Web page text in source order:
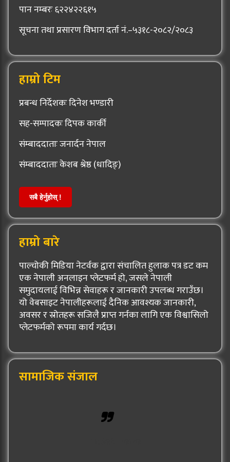
पान नम्बरः ६२२४२२६१५
सूचना तथा प्रसारण विभाग दर्ता नं.–५३१८-२०८२/२०८३
हाम्रो टिम
प्रबन्ध निर्देशकः दिनेश भण्डारी
सह-सम्पादकः दिपक कार्की
संम्बाददाताः जनार्दन नेपाल
संम्बाददाताः केशब श्रेष्ठ (धादिङ्)
सबै हेर्नुहोस् !
हाम्रो बारे
पाल्चोकी मिडिया नेटर्वक द्वारा संचालित हुलाक पत्र डट कम
एक नेपाली अनलाइन प्लेटफर्म हो, जसले नेपाली
समुदायलाई विभिन्न सेवाहरू र जानकारी उपलब्ध गराउँछ।
यो वेबसाइट नेपालीहरूलाई दैनिक आवश्यक जानकारी,
अवसर र स्रोतहरू सजिलै प्राप्त गर्नका लागि एक विश्वासिलो
प्लेटफर्मको रूपमा कार्य गर्दछ।
सामाजिक संजाल